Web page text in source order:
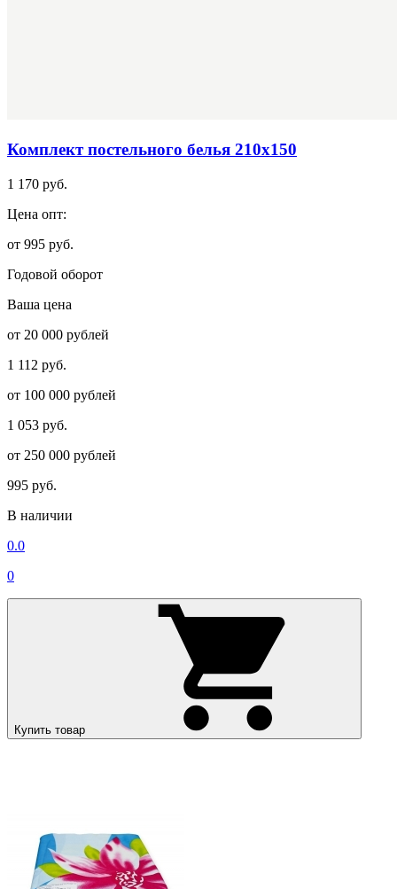
Комплект постельного белья 210х150
1 170 руб.
Цена опт:
от 995 руб.
Годовой оборот
Ваша цена
от 20 000 рублей
1 112 руб.
от 100 000 рублей
1 053 руб.
от 250 000 рублей
995 руб.
В наличии
0.0
0
Купить товар